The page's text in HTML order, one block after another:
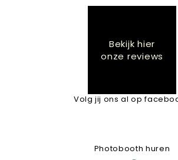
Bekijk hier
onze reviews
Volg jij ons al op
Photobooth huren